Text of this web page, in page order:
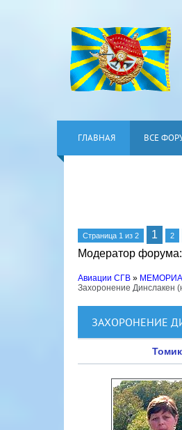
ГЛАВНАЯ ВСЕ
Страница 1 из 2 1 2
Модератор форума:
Авиации СГВ »
Захоронение Динслакен
ЗАХОРОНЕНИЕ
Томик